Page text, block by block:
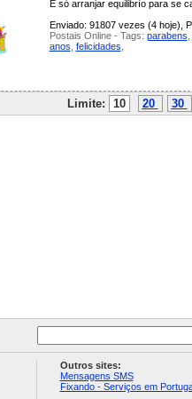
É só arranjar equilibrío para se
Enviado: 91807 vezes (4 hoje),
Postais Online - Tags: parabens
anos felicidades
Limite: 10 20 30
Outros sites:
Mensagens SMS
Fixando - Serviços em